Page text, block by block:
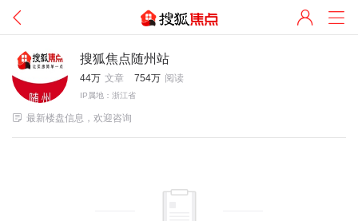
搜狐焦点随州站
44万 文章 754万 阅读
IP属地：浙江省
 最新楼盘信息，欢迎咨询